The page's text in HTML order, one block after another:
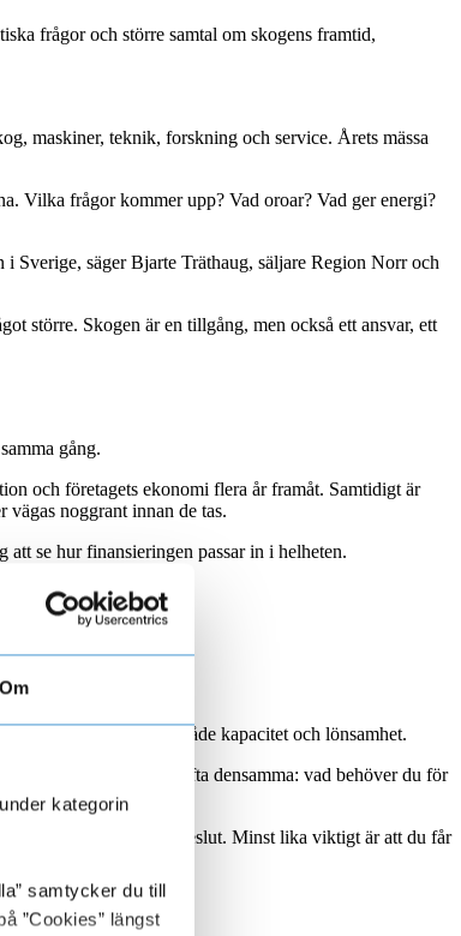
Om
kategorin
samtycker du till
”Cookies” längst
frågor och större samtal om skogens framtid,
maskiner, teknik, forskning och service. Årets mässa
Vilka frågor kommer upp? Vad oroar? Vad ger energi?
Sverige, säger Bjarte Träthaug, säljare Region Norr och
större. Skogen är en tillgång, men också ett ansvar, ett
gång.
och företagets ekonomi flera år framåt. Samtidigt är
noggrant innan de tas.
se hur finansieringen passar in i helheten.
kan göra skillnad för både kapacitet och lönsamhet.
läge blir frågan ofta densamma: vad behöver du för
du behöver fatta beslut. Minst lika viktigt är att du får
vardagen.